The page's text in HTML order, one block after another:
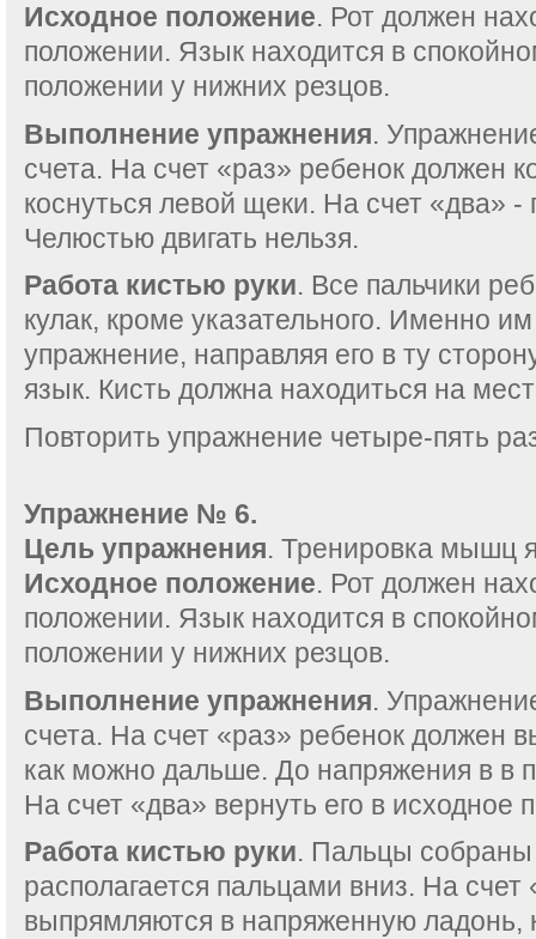
Исходное положение. Рот должен
положении. Язык находится в
положении у нижних резцов.
Выполнение упражнения.
счета. На счет «раз» ребенок должен
коснуться левой щеки. На счет «два»
Челюстью двигать нельзя.
Работа кистью руки. Все пальчики
кулак, кроме указательного. Именно
упражнение, направляя его в ту
язык. Кисть должна находиться на
Повторить упражнение четыре-пять
Упражнение № 6.
Цель упражнения. Тренировка мышц
Исходное положение. Рот должен
положении. Язык находится в
положении у нижних резцов.
Выполнение упражнения.
счета. На счет «раз» ребенок должен
как можно дальше. До напряжения в в
На счет «два» вернуть его в исходное
Работа кистью руки. Пальцы собраны
располагается пальцами вниз. На
выпрямляются в напряженную ладонь,